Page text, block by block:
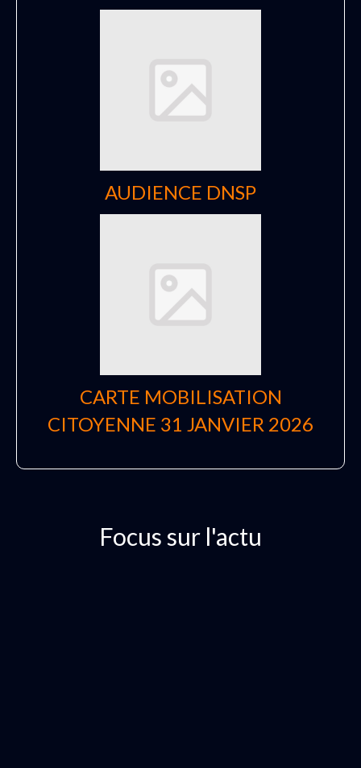
AUDIENCE DNSP
CARTE MOBILISATION
CITOYENNE 31 JANVIER 2026
Focus sur l'actu